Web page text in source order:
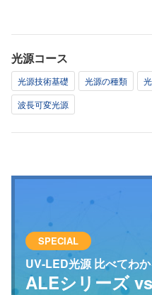
光源コース
光源技術基礎 光源の種類
波長可変光源
SPECIAL
UV-LED光源 比べてわ
ALEシリーズ